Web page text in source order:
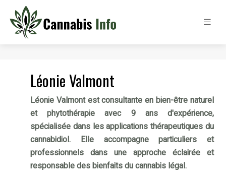
Léonie Valmont
Léonie Valmont est consultante en bien-être naturel
et phytothérapie avec 9 ans d'expérience,
spécialisée dans les applications thérapeutiques du
cannabidiol. Elle accompagne particuliers et
professionnels dans une approche éclairée et
responsable des bienfaits du cannabis légal.